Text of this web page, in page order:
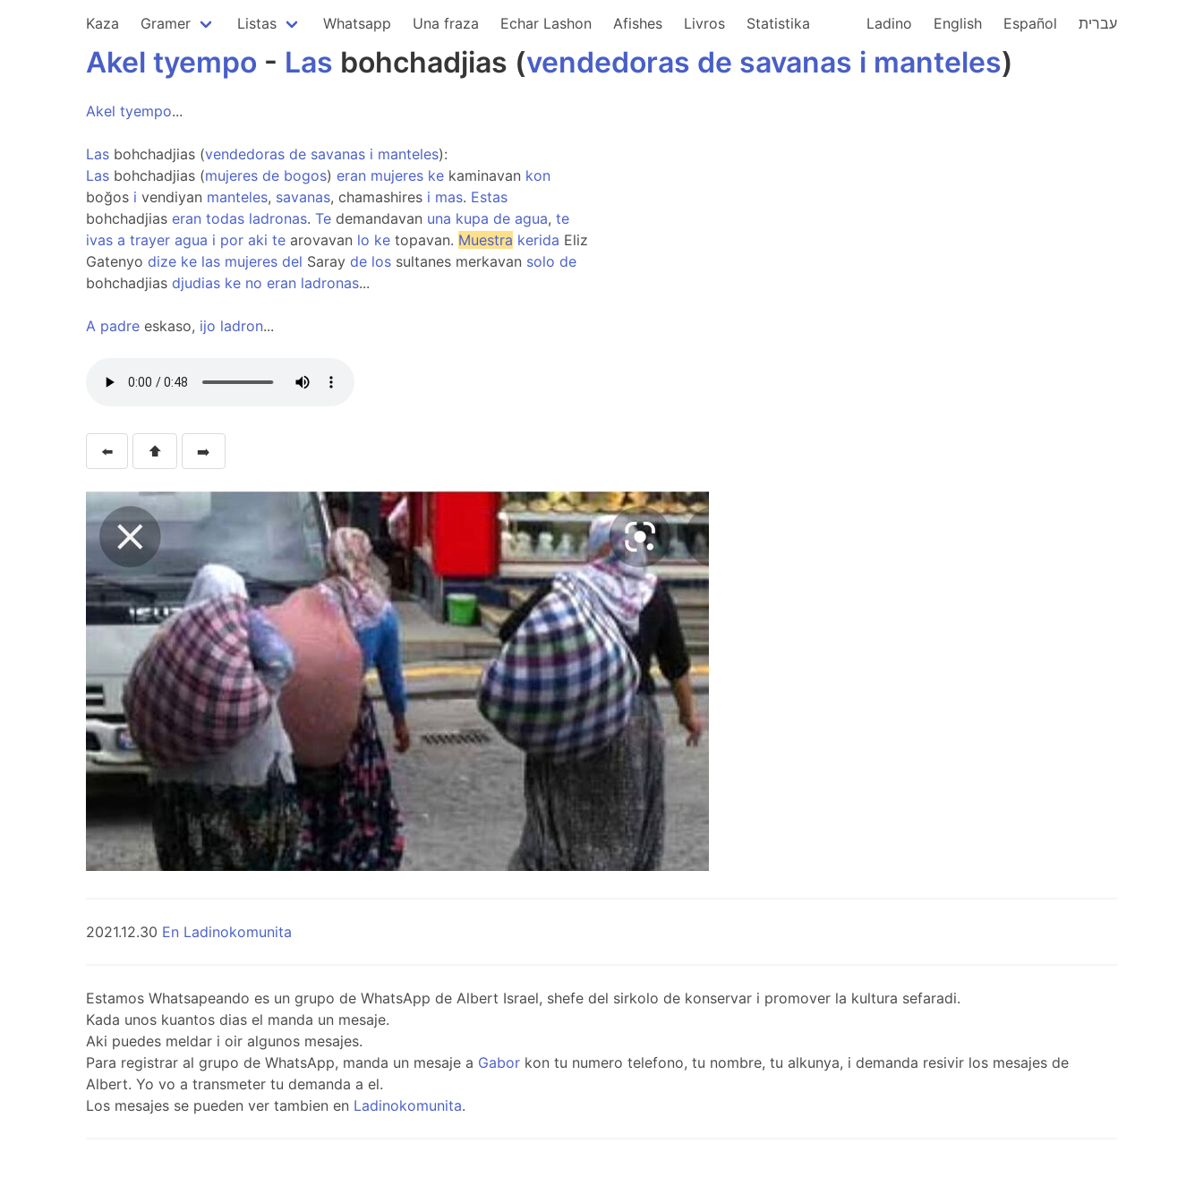
Kaza Gramer Listas Whatsapp Una fraza Echar Lashon Afishes Livros Statistika Ladino English Español עברית
Akel tyempo - Las bohchadjias (vendedoras de savanas i manteles)
Akel tyempo...
Las bohchadjias (vendedoras de savanas i manteles):
Las bohchadjias (mujeres de bogos) eran mujeres ke kaminavan kon
boğos i vendiyan manteles, savanas, chamashires i mas. Estas
bohchadjias eran todas ladronas. Te demandavan una kupa de agua, te
ivas a trayer agua i por aki te arovavan lo ke topavan. Muestra kerida Eliz
Gatenyo dize ke las mujeres del Saray de los sultanes merkavan solo de
bohchadjias djudias ke no eran ladronas...
A padre eskaso, ijo ladron...
⬅️ ⬆️ ➡️
2021.12.30 En Ladinokomunita
Estamos Whatsapeando es un grupo de WhatsApp de Albert Israel, shefe del sirkolo de konservar i promover la kultura sefaradi.
Kada unos kuantos dias el manda un mesaje.
Aki puedes meldar i oir algunos mesajes.
Para registrar al grupo de WhatsApp, manda un mesaje a Gabor kon tu numero telefono, tu nombre, tu alkunya, i demanda resivir los mesajes de
Albert. Yo vo a transmeter tu demanda a el.
Los mesajes se pueden ver tambien en Ladinokomunita.